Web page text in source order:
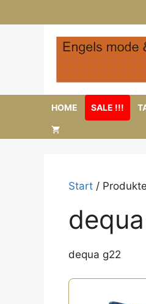
Inhalt
HOME SALE !!!
Start /
dequa g22